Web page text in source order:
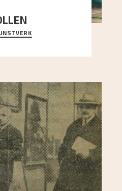
bildeflaten, og står i
rognetreet ute